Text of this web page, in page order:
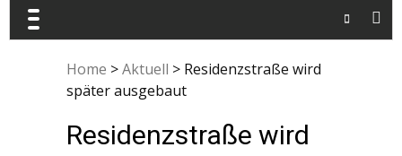
Home >Aktuell > Residenzstraße wird
später ausgebaut
Residenzstraße wird